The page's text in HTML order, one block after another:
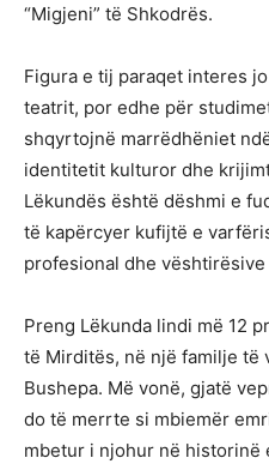
“Migjeni” të Shkodrës.
Figura e tij paraqet interes
teatrit, por edhe për
shqyrtojnë marrëdhëniet
identitetit kulturor dhe
Lëkundës është dëshmi e
të kapërcyer kufijtë e
profesional dhe
Preng Lëkunda lindi më 12
të Mirditës, në një familje të
Bushepa. Më vonë, gjatë
do të merrte si mbiemër
mbetur i njohur në historinë